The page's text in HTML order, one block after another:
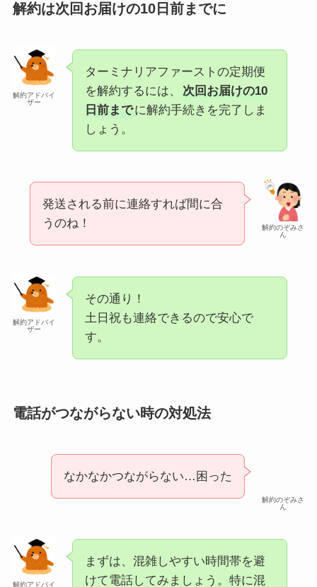
解約は次回お届けの10日前までに
解約アドバイ
ザー
ターミナリアファーストの定期便
を解約するには、
次回お届けの10
日前までに解約手続きを完了しま
しょう。
解約のぞみさ
ん
発送される前に連絡すれば間に合
うのね！
解約アドバイ
ザー
その通り！
土日祝も連絡できるので安心で
す。
電話がつながらない時の対処法
解約のぞみさ
ん
なかなかつながらない…困った
解約アドバイ
まずは、混雑しやすい時間帯を避
けて電話してみましょう。特に混